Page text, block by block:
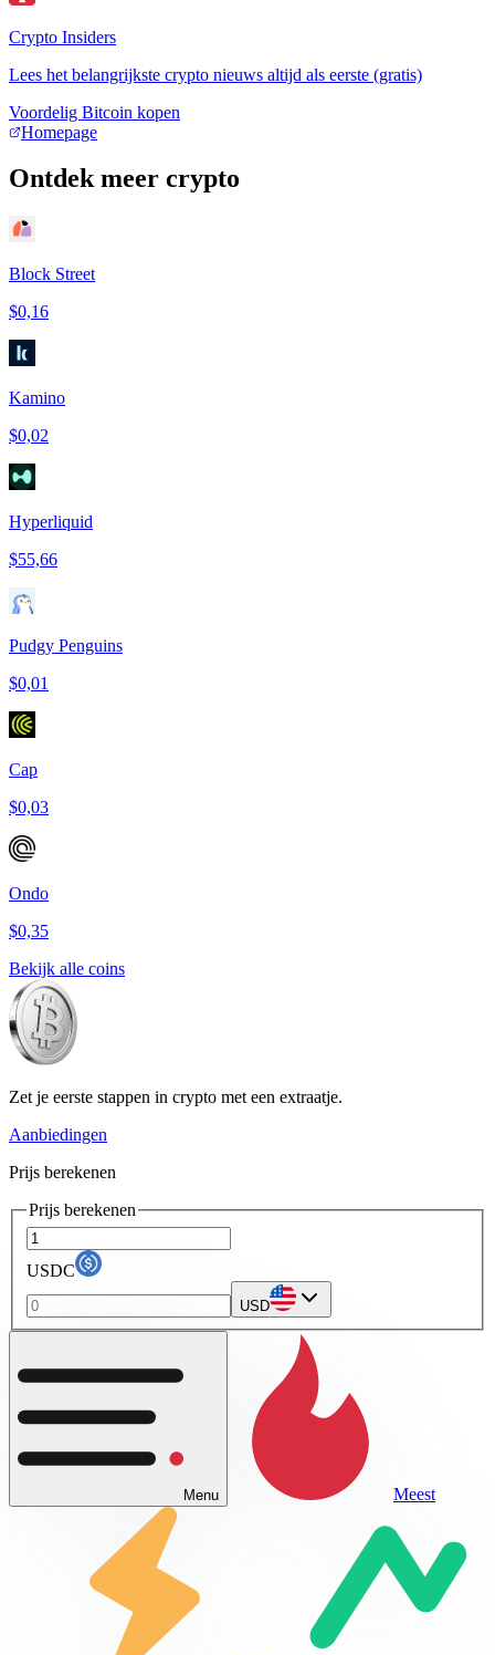
Crypto Insiders
Lees het belangrijkste crypto nieuws altijd als eerste (gratis)
Voordelig Bitcoin kopen
Homepage
Ontdek meer crypto
Block Street
$0,16
Kamino
$0,02
Hyperliquid
$55,66
Pudgy Penguins
$0,01
Cap
$0,03
Ondo
$0,35
Bekijk alle coins
Zet je eerste stappen in crypto met een extraatje.
Aanbiedingen
Prijs berekenen
Prijs berekenen
USDC
USD
Menu Meest